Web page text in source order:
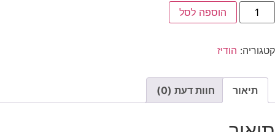
הוספה לסל
קטגוריה: הודיז
תיאור חוות דעת (0)